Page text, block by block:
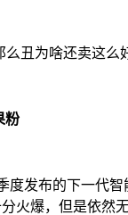
粉
度发布的下一代智
分火爆，但是依然